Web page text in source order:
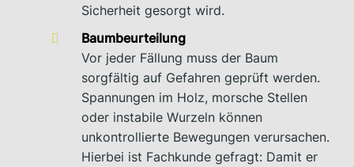
Sicherheit gesorgt wird.
Baumbeurteilung
Vor jeder Fällung muss der Baum
sorgfältig auf Gefahren geprüft werden.
Spannungen im Holz, morsche Stellen
oder instabile Wurzeln können
unkontrollierte Bewegungen verursachen.
Hierbei ist Fachkunde gefragt: Damit er